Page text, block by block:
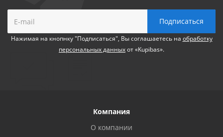
Нажимая на кнопнку "Подписаться", Вы соглашаетесь на обработку
персональных данныхот «Kupibas».
Компания
О компании